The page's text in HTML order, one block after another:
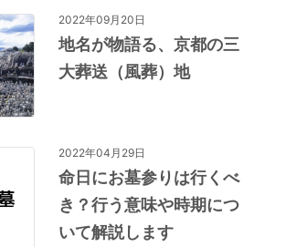
2022年09月20日
地名が物語る、京都の三
大葬送（風葬）地
2022年04月29日
命日にお墓参りは行くべ
き？行う意味や時期につ
いて解説します